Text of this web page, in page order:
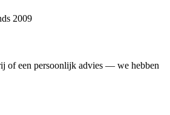
2009
of een persoonlijk advies — we hebben